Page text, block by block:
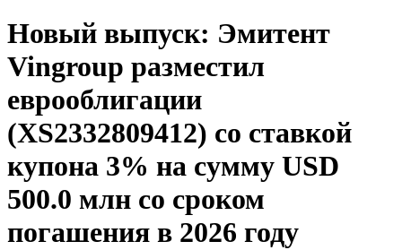
Новый выпуск: Эмитент
Vingroup разместил
еврооблигации
(XS2332809412) со ставкой
купона 3% на сумму USD
500.0 млн со сроком
погашения в 2026 году